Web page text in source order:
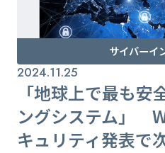
サイバーイ
2024.11.25
「地球上で最も安
ングシステム」
キュリティ発表で